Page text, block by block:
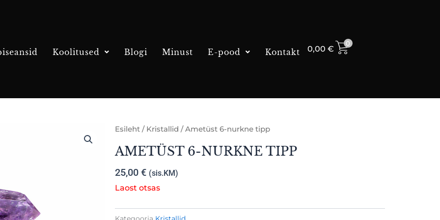
Koolitused Blogi Minust E-pood Kontakt 0,00 €
0
Esileht / Kristallid / Ametüst 6-nurkne tipp
AMETÜST 6-NURKNE TIPP
25,00 € (sis.KM)
Laost otsas